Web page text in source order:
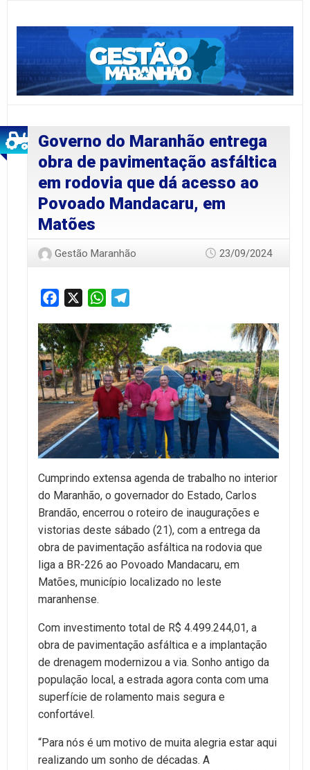
Governo do Maranhão entrega
obra de pavimentação asfáltica
em rodovia que dá acesso ao
Povoado Mandacaru, em
Matões
Gestão Maranhão 23/09/2024
Facebook WhatsApp
Cumprindo extensa agenda de trabalho no interior
do Maranhão, o governador do Estado, Carlos
Brandão, encerrou o roteiro de inaugurações e
vistorias deste sábado (21), com a entrega da
obra de pavimentação asfáltica na rodovia que
liga a BR-226 ao Povoado Mandacaru, em
Matões, município localizado no leste
maranhense.
Com investimento total de R$ 4.499.244,01, a
obra de pavimentação asfáltica e a implantação
de drenagem modernizou a via. Sonho antigo da
população local, a estrada agora conta com uma
superfície de rolamento mais segura e
confortável.
“Para nós é um motivo de muita alegria estar aqui
realizando um sonho de décadas. A